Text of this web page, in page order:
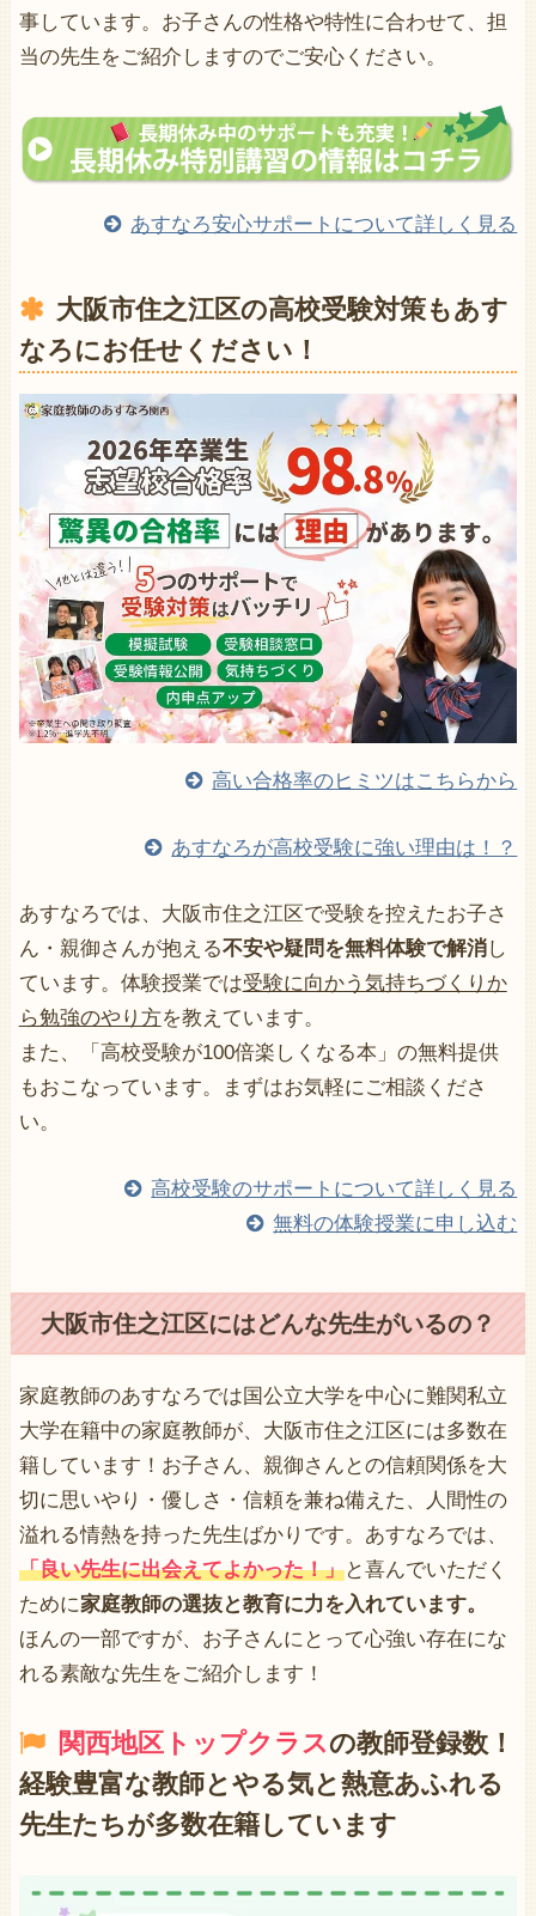
事しています。お子さんの性格や特性に合わせて、担
当の先生をご紹介しますのでご安心ください。
あすなろ安心サポートについて詳しく見る
大阪市住之江区の高校受験対策もあす
なろにお任せください！
高い合格率のヒミツはこちらから
あすなろが高校受験に強い理由は！？
あすなろでは、大阪市住之江区で受験を控えたお子さ
ん・親御さんが抱える不安や疑問を無料体験で解消し
ています。体験授業では受験に向かう気持ちづくりか
ら勉強のやり方を教えています。
また、「高校受験が100倍楽しくなる本」の無料提供
もおこなっています。まずはお気軽にご相談くださ
い。
高校受験のサポートについて詳しく見る
無料の体験授業に申し込む
大阪市住之江区にはどんな先生がいるの？
家庭教師のあすなろでは国公立大学を中心に難関私立
大学在籍中の家庭教師が、大阪市住之江区には多数在
籍しています！お子さん、親御さんとの信頼関係を大
切に思いやり・優しさ・信頼を兼ね備えた、人間性の
溢れる情熱を持った先生ばかりです。あすなろでは、
「良い先生に出会えてよかった！」と喜んでいただく
ために家庭教師の選抜と教育に力を入れています。
ほんの一部ですが、お子さんにとって心強い存在にな
れる素敵な先生をご紹介します！
関西地区トップクラスの教師登録数！
経験豊富な教師とやる気と熱意あふれる
先生たちが多数在籍しています